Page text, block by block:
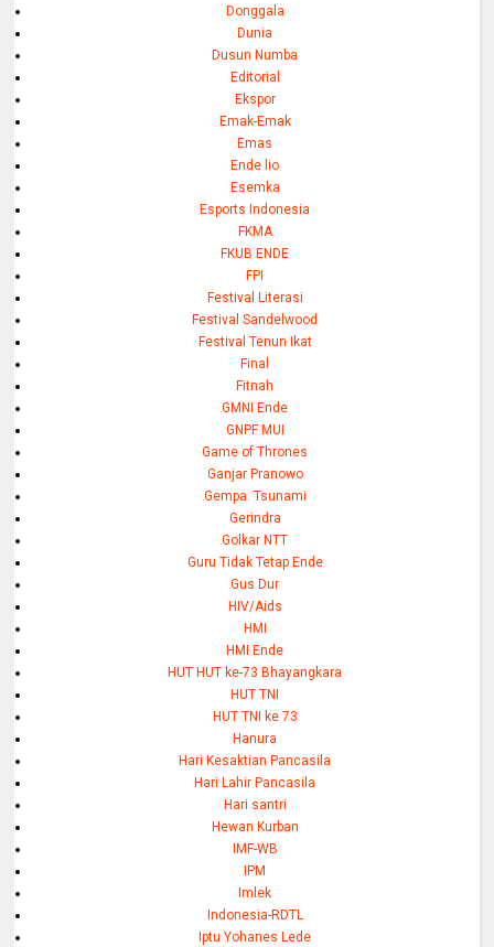
Donggala
Dunia
Dusun Numba
Editorial
Ekspor
Emak-Emak
Emas
Ende lio
Esemka
Esports Indonesia
FKMA
FKUB ENDE
FPI
Festival Literasi
Festival Sandelwood
Festival Tenun Ikat
Final
Fitnah
GMNI Ende
GNPF MUI
Game of Thrones
Ganjar Pranowo
Gempa. Tsunami
Gerindra
Golkar NTT
Guru Tidak Tetap Ende
Gus Dur
HIV/Aids
HMI
HMI Ende
HUT HUT ke-73 Bhayangkara
HUT TNI
HUT TNI ke 73
Hanura
Hari Kesaktian Pancasila
Hari Lahir Pancasila
Hari santri
Hewan Kurban
IMF-WB
IPM
Imlek
Indonesia-RDTL
Iptu Yohanes Lede